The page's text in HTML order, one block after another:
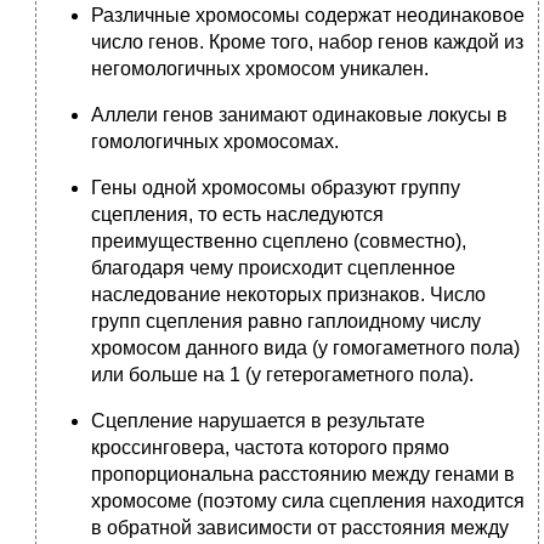
Различные хромосомы содержат неодинаковое
число генов. Кроме того, набор генов каждой из
негомологичных хромосом уникален.
Аллели генов занимают одинаковые локусы в
гомологичных хромосомах.
Гены одной хромосомы образуют группу
сцепления, то есть наследуются
преимущественно сцеплено (совместно),
благодаря чему происходит сцепленное
наследование некоторых признаков. Число
групп сцепления равно гаплоидному числу
хромосом данного вида (у гомогаметного пола)
или больше на 1 (у гетерогаметного пола).
Сцепление нарушается в результате
кроссинговера, частота которого прямо
пропорциональна расстоянию между генами в
хромосоме (поэтому сила сцепления находится
в обратной зависимости от расстояния между